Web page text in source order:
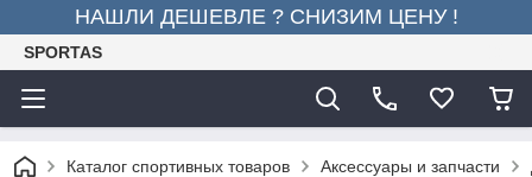
НАШЛИ ДЕШЕВЛЕ ? СНИЗИМ ЦЕНУ !
SPORTAS
Каталог спортивных товаров Аксессуары и запчасти